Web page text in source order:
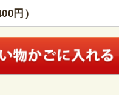
円）